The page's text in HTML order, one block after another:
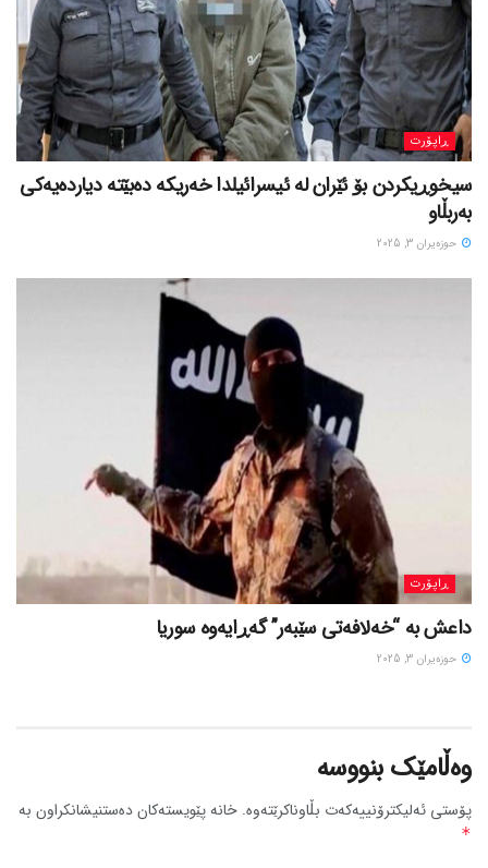
ڕاپۆرت
سیخوڕیکردن بۆ ئێران لە ئیسرائیلدا خەریکە دەبێتە دیاردەیەکی
بەربڵاو
حوزه‌یران 3, 2025
ڕاپۆرت
داعش بە “خەلافەتی سێبەر” گەڕایەوە سوریا
حوزه‌یران 3, 2025
وەڵامێک بنووسە
پۆستی ئەلیکترۆنییەکەت بڵاوناکرێتەوە. خانە پێویستەکان دەستنیشانکراون بە
*